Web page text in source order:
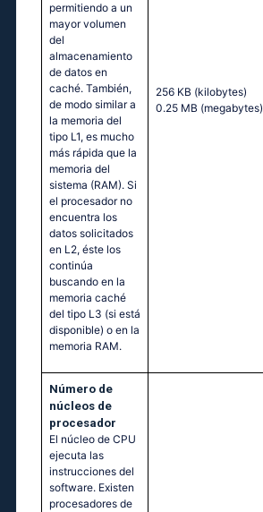
permitiendo a un
mayor volumen
del
almacenamiento
de datos en
caché. También,
de modo similar a
la memoria del
tipo L1, es mucho
más rápida que la
memoria del
sistema (RAM). Si
el procesador no
encuentra los
datos solicitados
en L2, éste los
continúa
buscando en la
memoria caché
del tipo L3 (si está
disponible) o en la
memoria RAM.
256 KB (kilobytes)
0.25 MB (megabytes)
Número de
núcleos de
procesador
El núcleo de CPU
ejecuta las
instrucciones del
software. Existen
procesadores de